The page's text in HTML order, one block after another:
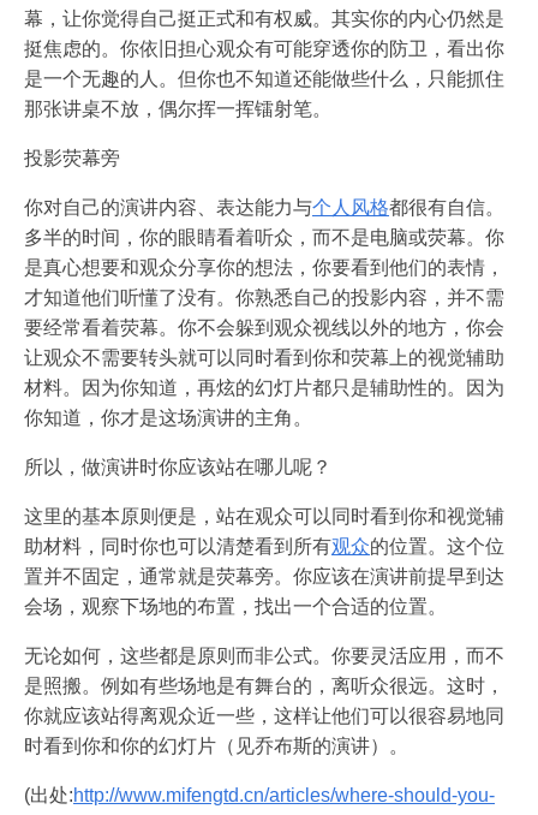
幕，让你觉得自己挺正式和有权威。其实你的内心仍然是
挺焦虑的。你依旧担心观众有可能穿透你的防卫，看出你
是一个无趣的人。但你也不知道还能做些什么，只能抓住
那张讲桌不放，偶尔挥一挥镭射笔。
投影荧幕旁
你对自己的演讲内容、表达能力与个人风格都很有自信。
多半的时间，你的眼睛看着听众，而不是电脑或荧幕。你
是真心想要和观众分享你的想法，你要看到他们的表情，
才知道他们听懂了没有。你熟悉自己的投影内容，并不需
要经常看着荧幕。你不会躲到观众视线以外的地方，你会
让观众不需要转头就可以同时看到你和荧幕上的视觉辅助
材料。因为你知道，再炫的幻灯片都只是辅助性的。因为
你知道，你才是这场演讲的主角。
所以，做演讲时你应该站在哪儿呢？
这里的基本原则便是，站在观众可以同时看到你和视觉辅
助材料，同时你也可以清楚看到所有观众的位置。这个位
置并不固定，通常就是荧幕旁。你应该在演讲前提早到达
会场，观察下场地的布置，找出一个合适的位置。
无论如何，这些都是原则而非公式。你要灵活应用，而不
是照搬。例如有些场地是有舞台的，离听众很远。这时，
你就应该站得离观众近一些，这样让他们可以很容易地同
时看到你和你的幻灯片（见乔布斯的演讲）。
(出处:http://www.mifengtd.cn/articles/where-should-you-